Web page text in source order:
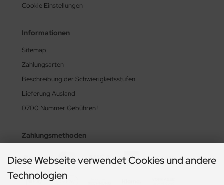
Cookie Einstellungen
Informationen
Sitemap
Zahlungsarten
Beschreibung der Schwierigkeitsstufen
Lieferung Ausland
0700 Nummer Gebühren !
Zahlungsmethoden
Diese Webseite verwendet Cookies und andere
Technologien